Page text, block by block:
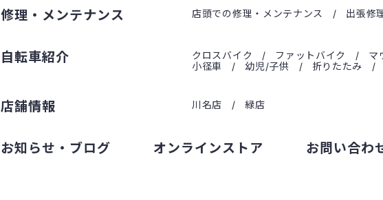
修理・メンテナンス 店頭での修理・メンテナンス 出張修
自転車紹介 クロスバイク ファットバイク マ
小径車
幼児/子供 折りたたみ
店舗情報 川名店 緑店
お知らせ・ブログ オンラインストア お問い合わ